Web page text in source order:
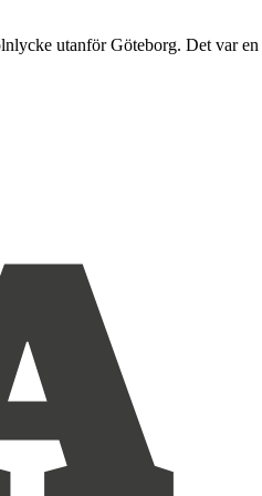
utanför Göteborg. Det var en